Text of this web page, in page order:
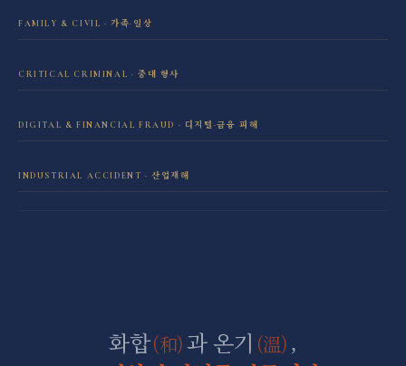
FAMILY & CIVIL · 가족·일상
학교폭력 전담센터
CRITICAL CRIMINAL · 중대 형사
DIGITAL & FINANCIAL FRAUD · 디지털·금융 피해
INDUSTRIAL ACCIDENT · 산업재해
화합(和)과 온기 (溫) ,